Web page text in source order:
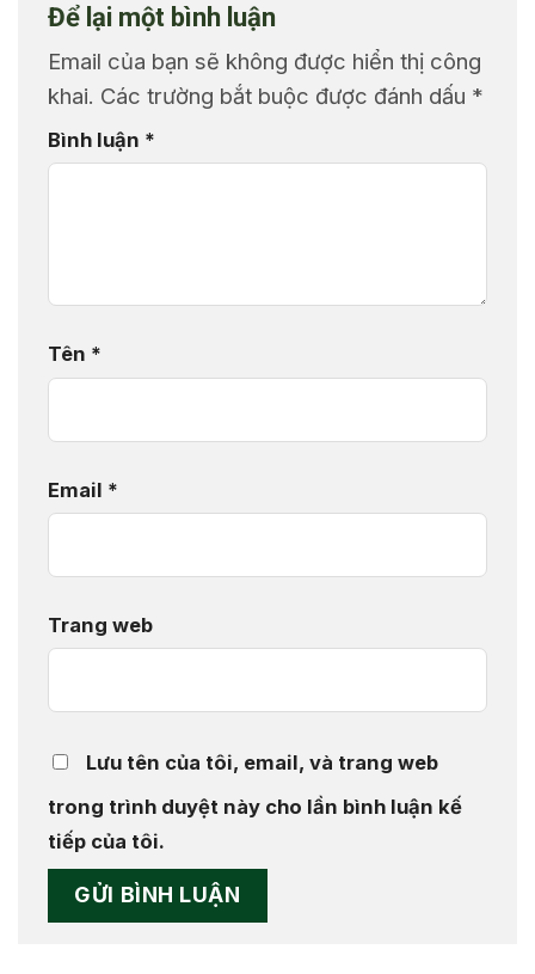
Để lại một bình luận
Email của bạn sẽ không được hiển thị công
khai. Các trường bắt buộc được đánh dấu *
Bình luận *
Tên *
Email *
Trang web
Lưu tên của tôi, email, và trang web
trong trình duyệt này cho lần bình luận kế
tiếp của tôi.